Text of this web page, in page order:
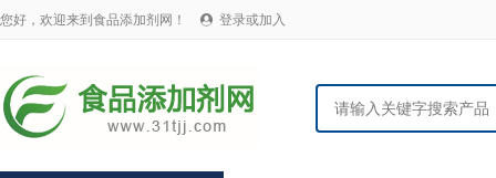
您好，欢迎来到食品添加剂网！  登录或加入